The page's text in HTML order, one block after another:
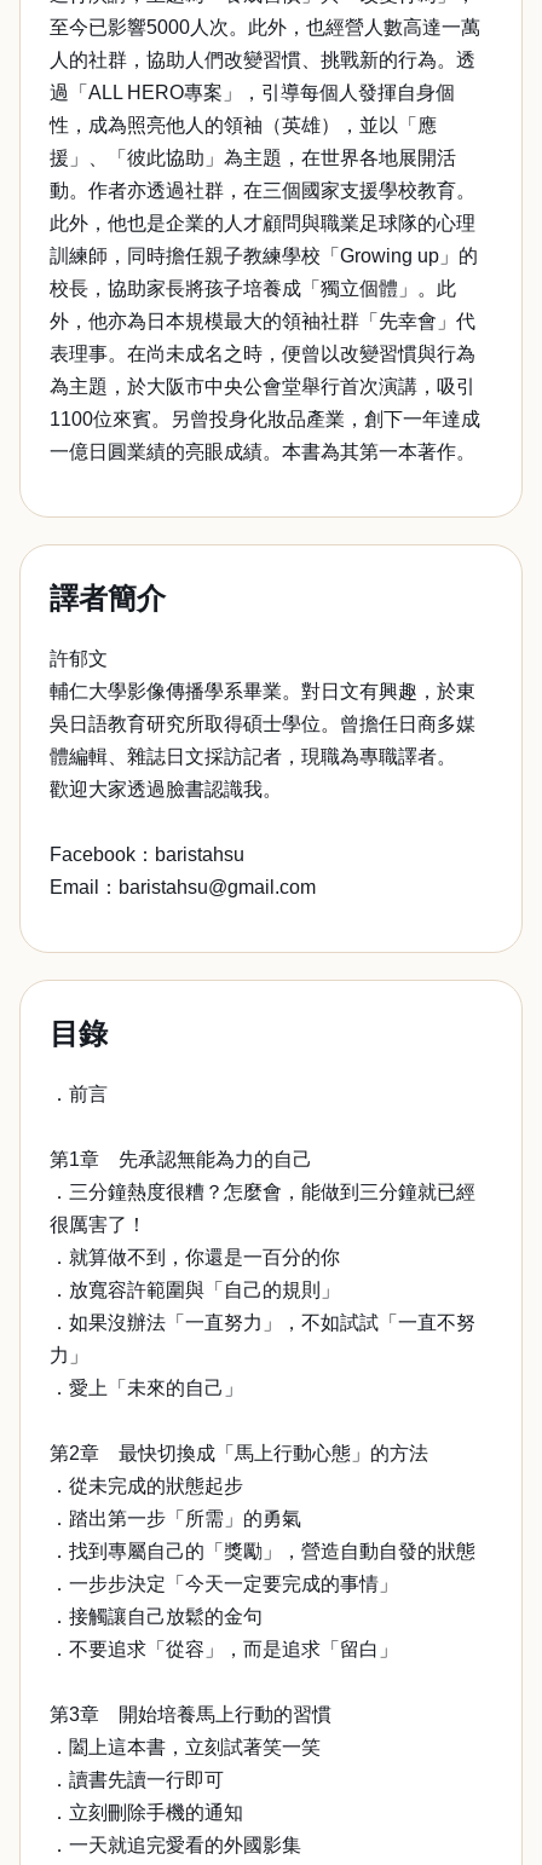
至今已影響5000人次。此外，也經營人數高達一萬
人的社群，協助人們改變習慣、挑戰新的行為。透
過「ALL HERO專案」，引導每個人發揮自身個
性，成為照亮他人的領袖（英雄），並以「應
援」、「彼此協助」為主題，在世界各地展開活
動。作者亦透過社群，在三個國家支援學校教育。
此外，他也是企業的人才顧問與職業足球隊的心理
訓練師，同時擔任親子教練學校「Growing up」的
校長，協助家長將孩子培養成「獨立個體」。此
外，他亦為日本規模最大的領袖社群「先幸會」代
表理事。在尚未成名之時，便曾以改變習慣與行為
為主題，於大阪市中央公會堂舉行首次演講，吸引
1100位來賓。另曾投身化妝品產業，創下一年達成
一億日圓業績的亮眼成績。本書為其第一本著作。
譯者簡介
許郁文
輔仁大學影像傳播學系畢業。對日文有興趣，於東
吳日語教育研究所取得碩士學位。曾擔任日商多媒
體編輯、雜誌日文採訪記者，現職為專職譯者。
歡迎大家透過臉書認識我。
Facebook：baristahsu
Email：baristahsu@gmail.com
目錄
．前言
第1章 先承認無能為力的自己
．三分鐘熱度很糟？怎麼會，能做到三分鐘就已經
很厲害了！
．就算做不到，你還是一百分的你
．放寬容許範圍與「自己的規則」
．如果沒辦法「一直努力」，不如試試「一直不努
力」
．愛上「未來的自己」
第2章 最快切換成「馬上行動心態」的方法
．從未完成的狀態起步
．踏出第一步「所需」的勇氣
．找到專屬自己的「獎勵」，營造自動自發的狀態
．一步步決定「今天一定要完成的事情」
．接觸讓自己放鬆的金句
．不要追求「從容」，而是追求「留白」
第3章 開始培養馬上行動的習慣
．闔上這本書，立刻試著笑一笑
．讀書先讀一行即可
．立刻刪除手機的通知
．一天就追完愛看的外國影集